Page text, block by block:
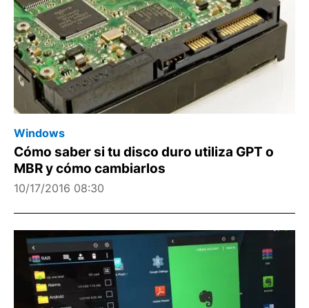
Windows
Cómo saber si tu disco duro utiliza GPT o
MBR y cómo cambiarlos
10/17/2016 08:30